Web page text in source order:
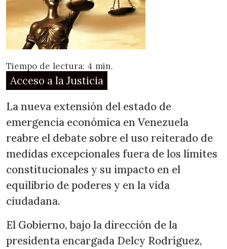
Tiempo de lectura: 4 min.
Acceso a la Justicia
La nueva extensión del estado de
emergencia económica en Venezuela
reabre el debate sobre el uso reiterado de
medidas excepcionales fuera de los límites
constitucionales y su impacto en el
equilibrio de poderes y en la vida
ciudadana.
El Gobierno, bajo la dirección de la
presidenta encargada Delcy Rodríguez,